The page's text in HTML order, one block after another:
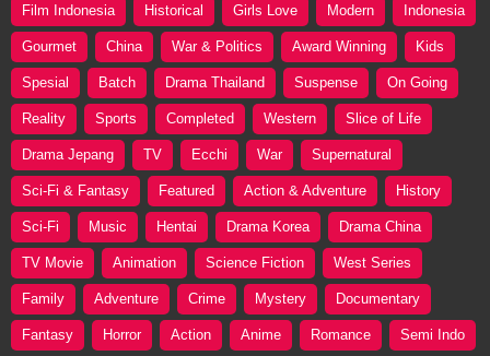
Film Indonesia Historical Girls Love Modern Indonesia
Gourmet China War & Politics Award Winning Kids
Spesial Batch Drama Thailand Suspense On Going
Reality Sports Completed Western Slice of Life
Drama Jepang TV Ecchi War Supernatural
Sci-Fi & Fantasy Featured Action & Adventure History
Sci-Fi Music Hentai Drama Korea Drama China
TV Movie Animation Science Fiction West Series
Family Adventure Crime Mystery Documentary
Fantasy Horror Action Anime Romance Semi Indo